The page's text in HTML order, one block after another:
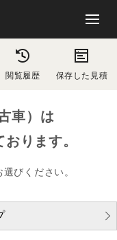
閲覧履歴 保存した見積
車）は
ります。
びください。